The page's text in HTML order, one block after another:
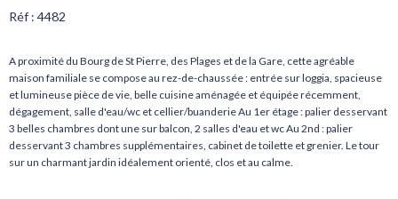
Réf : 4482
A proximité du Bourg de St Pierre, des Plages et de la Gare, cette agréable
maison familiale se compose au rez-de-chaussée : entrée sur loggia, spacieuse
et lumineuse pièce de vie, belle cuisine aménagée et équipée récemment,
dégagement, salle d'eau/wc et cellier/buanderie Au 1er étage : palier desservant
3 belles chambres dont une sur balcon, 2 salles d'eau et wc Au 2nd : palier
desservant 3 chambres supplémentaires, cabinet de toilette et grenier. Le tour